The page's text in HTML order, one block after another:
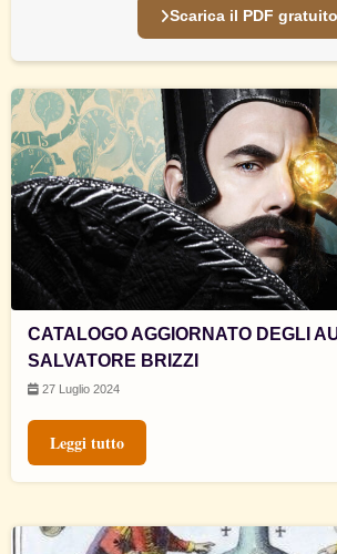
Scarica il PDF gratuito
CATALOGO AGGIORNATO DEGLI
SALVATORE BRIZZI
27 Luglio 2024
Leggi tutto